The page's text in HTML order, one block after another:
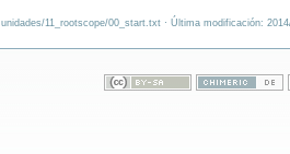
unidades/11_rootscope/00_start.txt · Última modificación: